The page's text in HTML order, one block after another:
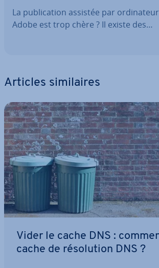
La pu­bli­ca­tion assistée par or­di­na­teur
Adobe est trop chère ? Il existe des…
Articles si­mi­laires
Vider le cache DNS :
cache de ré­so­lu­tion DNS ?